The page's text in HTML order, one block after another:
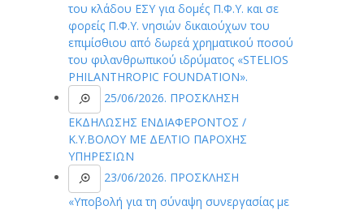
του κλάδου ΕΣΥ για δομές Π.Φ.Υ. και σε
φορείς Π.Φ.Υ. νησιών δικαιούχων του
επιμίσθιου από δωρεά χρηματικού ποσού
του φιλανθρωπικού ιδρύματος «STELIOS
PHILANTHROPIC FOUNDATION».
25/06/2026. ΠΡΟΣΚΛΗΣΗ
ΕΚΔΗΛΩΣΗΣ ΕΝΔΙΑΦΕΡΟΝΤΟΣ /
Κ.Υ.ΒΟΛΟΥ ΜΕ ΔΕΛΤΙΟ ΠΑΡΟΧΗΣ
ΥΠΗΡΕΣΙΩΝ
23/06/2026. ΠΡΟΣΚΛΗΣH
«Υποβολή για τη σύναψη συνεργασίας με